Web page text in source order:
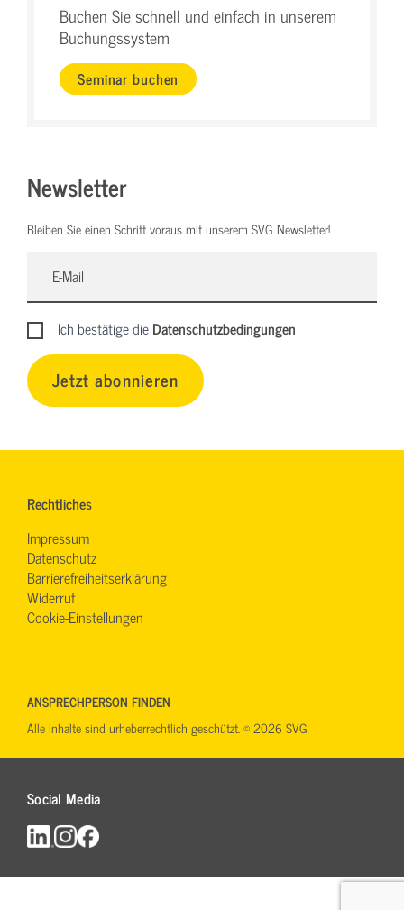
Buchen Sie schnell und einfach in unserem
Buchungssystem
Seminar buchen
Newsletter
Bleiben Sie einen Schritt voraus mit unserem SVG Newsletter!
Ich bestätige dieDatenschutzbedingungen
Jetzt abonnieren
Rechtliches
Impressum
Datenschutz
Barrierefreiheitserklärung
Widerruf
Cookie-Einstellungen
Social Media
ANSPRECHPERSON FINDEN
Alle Inhalte sind urheberrechtlich geschützt. © 2026 SVG